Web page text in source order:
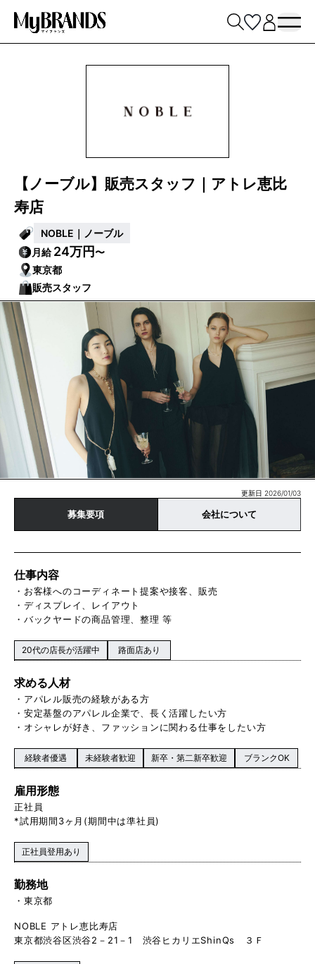
【ノーブル】販売スタッフ｜アトレ恵比
寿店
NOBLE｜ノーブル
月給24万円〜
東京都
販売スタッフ
更新日 2026/01/03
募集要項 会社について
仕事内容
・お客様へのコーディネート提案や接客、販売
・ディスプレイ、レイアウト
・バックヤードの商品管理、整理 等
20代の店長が活躍中 路面店あり
求める人材
・アパレル販売の経験がある方
・安定基盤のアパレル企業で、長く活躍したい方
・オシャレが好き、ファッションに関わる仕事をしたい方
経験者優遇 未経験者歓迎 新卒・第二新卒歓迎 ブランクOK
雇用形態
正社員
*試用期間3ヶ月(期間中は準社員)
正社員登用あり
勤務地
東京都
NOBLE アトレ恵比寿店
東京都渋谷区渋谷2－21－1 渋谷ヒカリエShinQs ３Ｆ